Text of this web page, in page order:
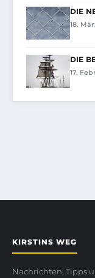
DIE
18.
DIE
17.
KIRSTINS WEG
Nachrichten, Tipps